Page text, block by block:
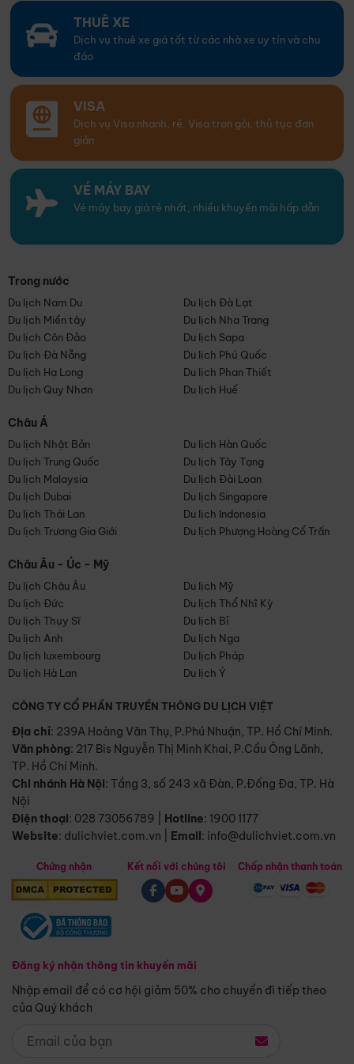
THUÊ XE
Dịch vụ thuê xe giá tốt từ các nhà xe uy tín và chu
đáo
VISA
Dịch vụ Visa nhanh, rẻ. Visa trọn gói, thủ tục đơn
giản
VÉ MÁY BAY
Vé máy bay giá rẻ nhất, nhiều khuyến mãi hấp dẫn
Trong nước
Du lịch Nam Du
Du lịch Đà Lạt
Du lịch Miền tây
Du lịch Nha Trang
Du lịch Côn Đảo
Du lịch Sapa
Du lịch Đà Nẵng
Du lịch Phú Quốc
Du lịch Hạ Long
Du lịch Phan Thiết
Du lịch Quy Nhơn
Du lịch Huế
Châu Á
Du lịch Nhật Bản
Du lịch Hàn Quốc
Du lịch Trung Quốc
Du lịch Tây Tạng
Du lịch Malaysia
Du lịch Đài Loan
Du lịch Dubai
Du lịch Singapore
Du lịch Thái Lan
Du lịch Indonesia
Du lịch Trương Gia Giới
Du lịch Phượng Hoàng Cổ Trấn
Châu Âu - Úc - Mỹ
Du lịch Châu Âu
Du lịch Mỹ
Du lịch Đức
Du lịch Thổ Nhĩ Kỳ
Du lịch Thụy Sĩ
Du lịch Bỉ
Du lịch Anh
Du lịch Nga
Du lịch luxembourg
Du lịch Pháp
Du lịch Hà Lan
Du lịch Ý
CÔNG TY CỔ PHẦN TRUYỀN THÔNG DU LỊCH VIỆT
Địa chỉ: 239A Hoàng Văn Thụ, P.Phú Nhuận, TP. Hồ Chí Minh.
Văn phòng: 217 Bis Nguyễn Thị Minh Khai, P.Cầu Ông Lãnh,
TP. Hồ Chí Minh.
Chi nhánh Hà Nội: Tầng 3, số 243 xã Đàn, P.Đống Đa, TP. Hà
Nội
Điện thoại: 028 73056789 Hotline: 1900 1177
Website: dulichviet.com.vn Email: info@dulichviet.com.vn
Chứng nhận
Đăng ký nhận thông tin khuyến mãi
Nhập email để có cơ hội giảm 50% cho chuyến đi tiếp theo
của Quý khách
Kết nối với chúng tôi Chấp nhận thanh toán